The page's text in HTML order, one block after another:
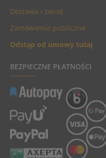
Dostawa i zwrot
Zamówienia publiczne
Odstąp od umowy tutaj
BEZPIECZNE PŁATNOŚCI